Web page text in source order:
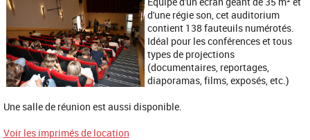
d'une régie son, cet auditorium
contient 138 fauteuils numérotés.
Idéal pour les conférences et tous
types de projections
(documentaires, reportages,
diaporamas, films, exposés, etc.)
Une salle de réunion est aussi disponible.
Voir les imprimés de location